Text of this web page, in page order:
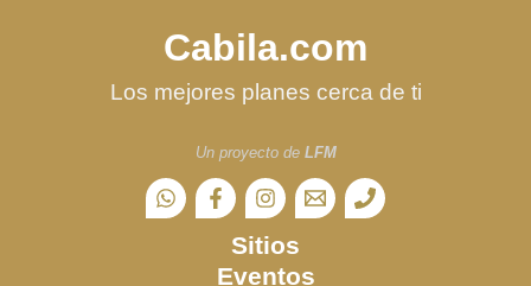
Cabila.com
Los mejores planes cerca de ti
Un proyecto de LFM
Sitios
Eventos